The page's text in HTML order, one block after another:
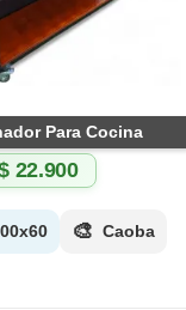
Para Cocina
22.900
🎨 Caoba